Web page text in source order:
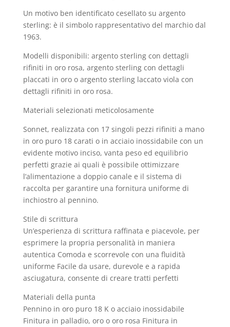
Un motivo ben identificato cesellato su argento
sterling: è il simbolo rappresentativo del marchio dal
1963.
Modelli disponibili: argento sterling con dettagli
rifiniti in oro rosa, argento sterling con dettagli
placcati in oro o argento sterling laccato viola con
dettagli rifiniti in oro rosa.
Materiali selezionati meticolosamente
Sonnet, realizzata con 17 singoli pezzi rifiniti a mano
in oro puro 18 carati o in acciaio inossidabile con un
evidente motivo inciso, vanta peso ed equilibrio
perfetti grazie ai quali è possibile ottimizzare
l’alimentazione a doppio canale e il sistema di
raccolta per garantire una fornitura uniforme di
inchiostro al pennino.
Stile di scrittura
Un’esperienza di scrittura raffinata e piacevole, per
esprimere la propria personalità in maniera
autentica Comoda e scorrevole con una fluidità
uniforme Facile da usare, durevole e a rapida
asciugatura, consente di creare tratti perfetti
Materiali della punta
Pennino in oro puro 18 K o acciaio inossidabile
Finitura in palladio, oro o oro rosa Finitura in